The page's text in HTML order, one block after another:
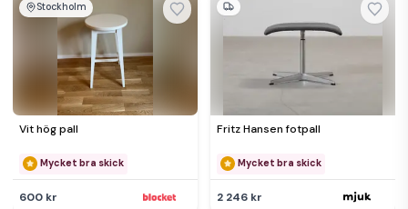
Stockholm
Vit hög pall
Mycket bra skick
600 kr
Fritz Hansen fotpall
Mycket bra skick
2 246 kr